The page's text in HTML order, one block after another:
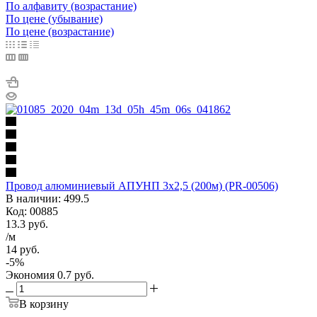
По алфавиту (возрастание)
По цене (убывание)
По цене (возрастание)
Провод алюминиевый АПУНП 3х2,5 (200м) (РR-00506)
В наличии: 499.5
Код: 00885
13.3 руб.
/м
14 руб.
-5%
Экономия 0.7 руб.
В корзину